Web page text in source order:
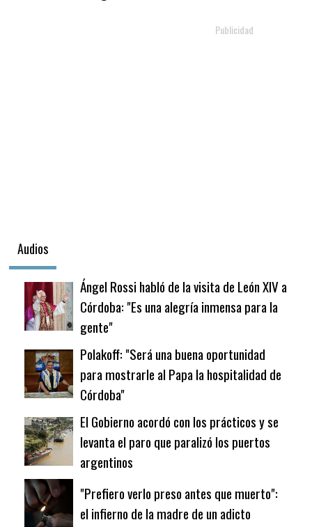
Audios
Ángel Rossi habló de la visita de León XIV a
Córdoba: "Es una alegría inmensa para la
gente"
Polakoff: "Será una buena oportunidad
para mostrarle al Papa la hospitalidad de
Córdoba"
El Gobierno acordó con los prácticos y se
levanta el paro que paralizó los puertos
argentinos
"Prefiero verlo preso antes que muerto":
el infierno de la madre de un adicto